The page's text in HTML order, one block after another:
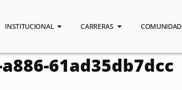
INSTITUCIONAL CARRERAS COMUNIDAD
61ad35db7dcc